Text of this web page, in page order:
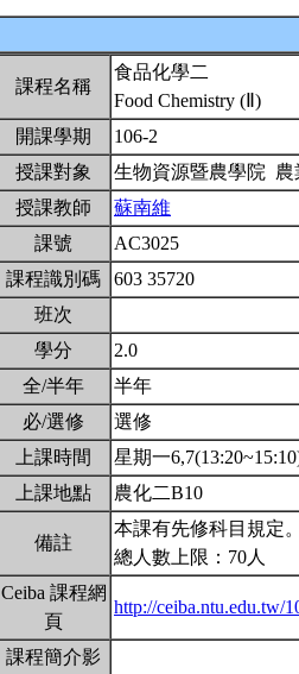
課程名稱
食品化學二
Food Chemistry (Ⅱ)
開課學期
106-2
授課對象
生物資源暨農學院 農
授課教師
蘇南維
課號
AC3025
課程識別碼
603 35720
班次
學分
2.0
全/半年
半年
必/選修
選修
上課時間
星期一
上課地點
農化二B10
備註
本課有先修科目規定
總人數上限：70人
Ceiba 課程網
頁
http://ceiba.ntu.edu.tw/
課程簡介影